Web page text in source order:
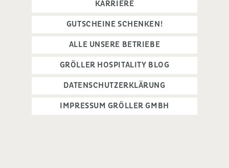
KARRIERE
GUTSCHEINE SCHENKEN!
ALLE UNSERE BETRIEBE
GRÖLLER HOSPITALITY BLOG
DATENSCHUTZERKLÄRUNG
IMPRESSUM GRÖLLER GMBH